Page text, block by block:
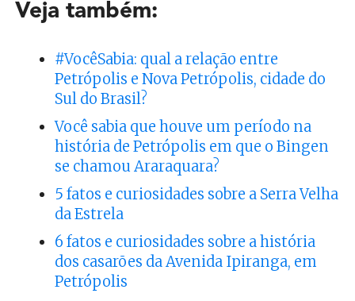
Veja também:
#VocêSabia: qual a relação entre
Petrópolis e Nova Petrópolis, cidade do
Sul do Brasil?
Você sabia que houve um período na
história de Petrópolis em que o Bingen
se chamou Araraquara?
5 fatos e curiosidades sobre a Serra Velha
da Estrela
6 fatos e curiosidades sobre a história
dos casarões da Avenida Ipiranga, em
Petrópolis